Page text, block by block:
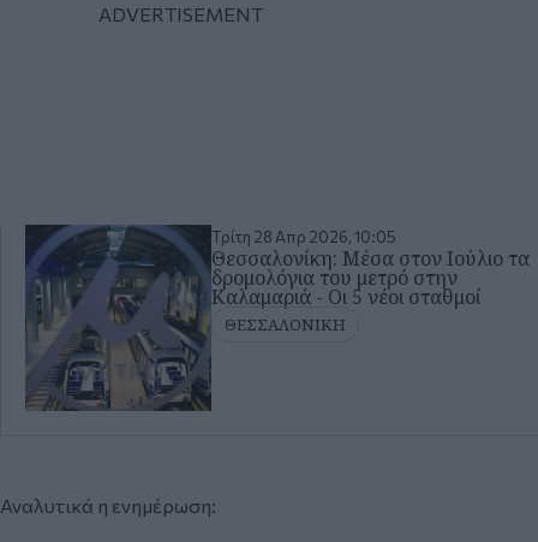
Τρίτη 28 Απρ 2026, 10:05
Θεσσαλονίκη: Μέσα στον Ιούλιο τα
δρομολόγια του μετρό στην
Καλαμαριά - Οι 5 νέοι σταθμοί
ΘΕΣΣΑΛΟΝΙΚΗ
Αναλυτικά η ενημέρωση: